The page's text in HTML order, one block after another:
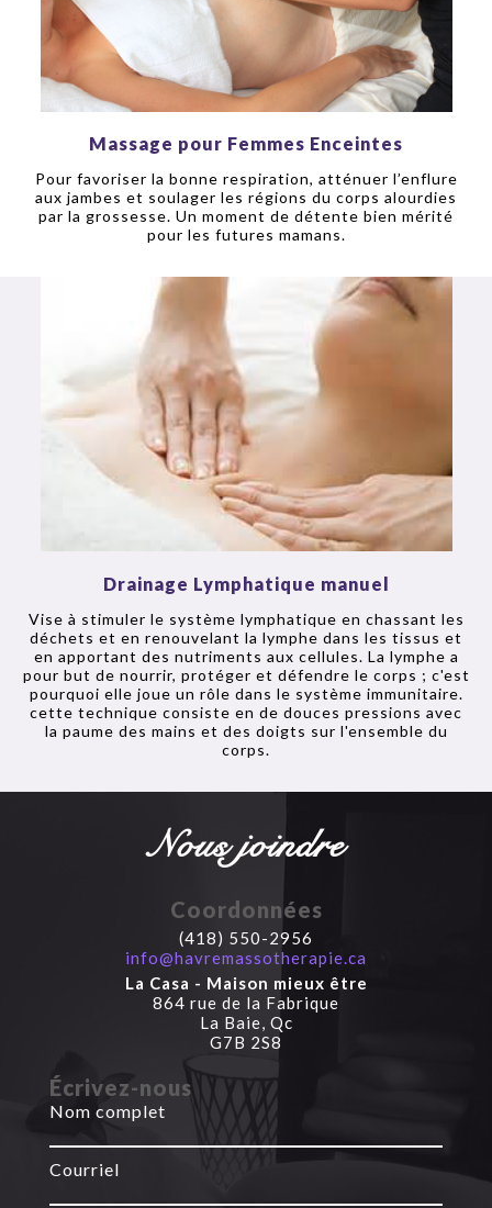
Massage pour Femmes Enceintes
Pour favoriser la bonne respiration, atténuer l’enflure
aux jambes et soulager les régions du corps alourdies
par la grossesse. Un moment de détente bien mérité
pour les futures mamans.
Drainage Lymphatique manuel
Vise à stimuler le système lymphatique en chassant les
déchets et en renouvelant la lymphe dans les tissus et
en apportant des nutriments aux cellules. La lymphe a
pour but de nourrir, protéger et défendre le corps ; c'est
pourquoi elle joue un rôle dans le système immunitaire.
cette technique consiste en de douces pressions avec
la paume des mains et des doigts sur l'ensemble du
corps.
Nous joindre
Coordonnées
(418) 550-2956
info@havremassotherapie.ca
La Casa - Maison mieux être
864 rue de la Fabrique
La Baie, Qc
G7B 2S8
Écrivez-nous
Nom complet
Courriel